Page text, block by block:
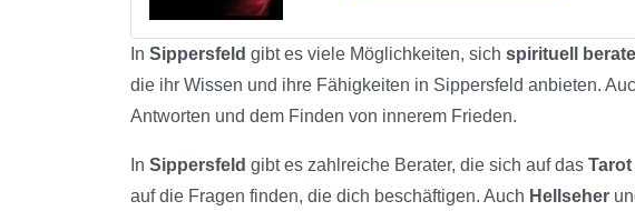
In Sippersfeld gibt es viele Möglichkeiten, sich spirituell
die ihr Wissen und ihre Fähigkeiten in Sippersfeld anbieten.
Antworten und dem Finden von innerem Frieden.
In Sippersfeld gibt es zahlreiche Berater, die sich auf das
auf die Fragen finden, die dich beschäftigen. Auch Hellseher